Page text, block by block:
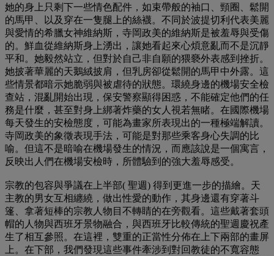
她的身上只剩下一些情色配件，如束帶般的袖口、頸圈、鬆開
的馬甲、以及穿在一隻腿上的絲襪。不同於波提切利代表美麗
與愛情的希臘女神維納斯，寺岡政美的維納斯是被羞辱與受傷
的。鮮血從維納斯身上湧出，讓她看起來心煩意亂而不是沉靜
平和。她毅然站立，但對於自己非自願的猥褻外表感到挫折。
她披著華麗的天鵝絨披肩，但乳房卻從鬆開的馬甲中外露。這
些情景都暗示她脆弱與被虐待的狀態。環繞身邊的機場安全檢
查站，混亂開始出現，保安警察顯得困惑，不能確定他們的任
務是什麼，甚至對身上綁著炸藥的女人視若無睹。在國際機場
每天發生的安檢態度，可能為畫家所表現出的一種極端解讀。
寺岡政美的象徵表現手法，可能是對那些乘客身心失調的比
喻。但這不是暗喻在機場發生的情況，而應該說是一個寓言，
反映出人們在機場安檢時，所體驗到的強大羞辱感受。
宗教的包容與爭議在上半部( 聖週) 得到更進一步的描繪。天
主教的男女互相纏繞，做出性愛的動作，其身邊還有穿著斗
篷、拿著短棒的宗教人物目不轉睛的在旁觀看。這些戴著套頭
帽的人物與西班牙景物融合，與西班牙比較傳統的聖週慶祝產
生了相互參照。在這裡，雙重的正當性分佈在上下兩部的畫屏
上。在下部，我們發現這些事件牽涉到對回教徒的不寬容態